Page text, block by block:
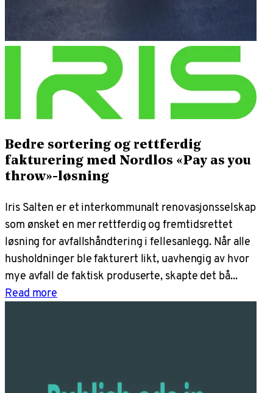
Bedre sortering og rettferdig
fakturering med Nordlos «Pay as you
throw»-løsning
Iris Salten er et interkommunalt renovasjonsselskap
som ønsket en mer rettferdig og fremtidsrettet
løsning for avfallshåndtering i fellesanlegg. Når alle
husholdninger ble fakturert likt, uavhengig av hvor
mye avfall de faktisk produserte, skapte det bå...
Read more